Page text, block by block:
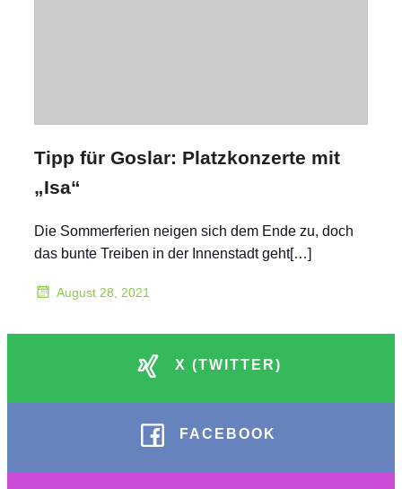
Tipp für Goslar: Platzkonzerte mit
„Isa“
Die Sommerferien neigen sich dem Ende zu, doch
das bunte Treiben in der Innenstadt geht[…]
August 28, 2021
X (TWITTER)
FACEBOOK